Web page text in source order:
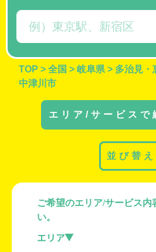
TOP > 全国 > 岐阜県 > 多治見・
中津川市
エリア/サービスで
ご希望のエリア/サービス内
い。
エリア
並び替え